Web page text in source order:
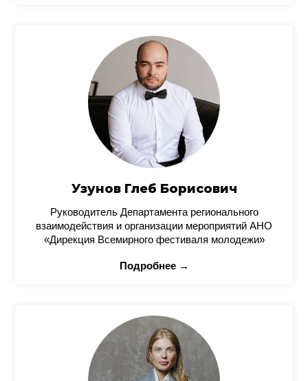
Узунов Глеб Борисович
Руководитель Департамента регионального
взаимодействия и организации мероприятий АНО
«Дирекция Всемирного фестиваля молодежи»
Подробнее →